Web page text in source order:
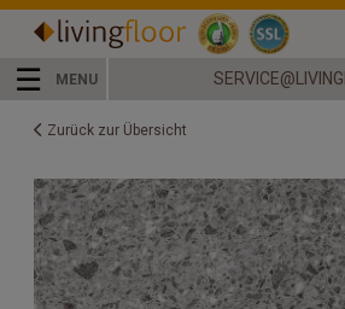
☰ MENU
Zurück zur Übersicht